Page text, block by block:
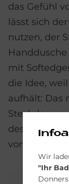
das Gefühl
lässt sich
nutzen, der
mit
die Idee,
aufhält: Das
Steckdose
des
von der Firma
Wir
"Ihr